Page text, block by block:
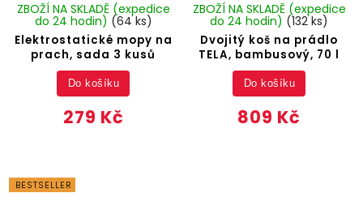
Elektrostatické mopy na
prach, sada 3 kusů
ZBOŽÍ NA SKLADĚ (expedice
do 24 hodin) (64 ks)
279 Kč
Do košíku
Dvojitý koš na prádlo
TELA, bambusový, 70 l
ZBOŽÍ NA SKLADĚ (expedice
do 24 hodin) (132 ks)
809 Kč
Do košíku
BESTSELLER